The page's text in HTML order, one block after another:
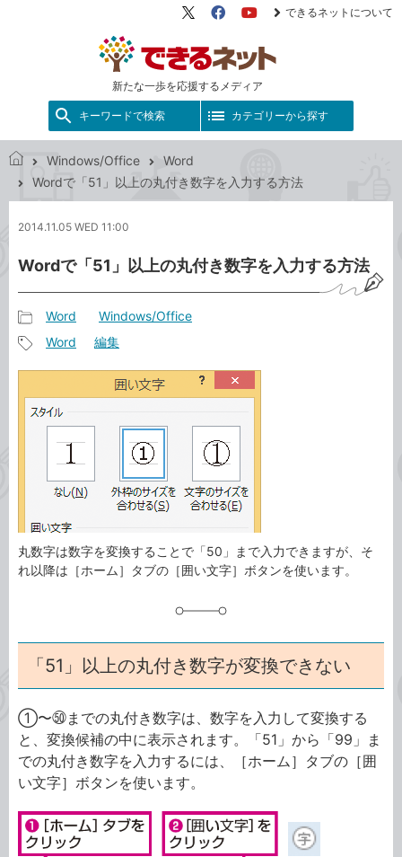
新たな一歩を応援するメディア
X（旧
FacebookYouTube
できるネットについて
キーワードで検索 カテゴリーから探す
で
ネ
ト
Windows/Office
Word
Wordで「51」以上の丸付き数字を入力する方法
2014.11.05 WED 11:00
Wordで「51」以上の丸付き数字を入力する方法
事
カ
テ
ゴ
Word Windows/Office
タ
グ
Word 編集
丸数字は数字を変換することで「50」まで入力できますが、そ
れ以降は［ホーム］タブの［囲い文字］ボタンを使います。
「51」以上の丸付き数字が変換できない
①〜㊿までの丸付き数字は、数字を入力して変換する
と、変換候補の中に表示されます。「51」から「99」ま
での丸付き数字を入力するには、［ホーム］タブの［囲
い文字］ボタンを使います。